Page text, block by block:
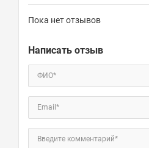
Пока нет отзывов
Написать отзыв
ФИО*
Email*
Введите комментарий*